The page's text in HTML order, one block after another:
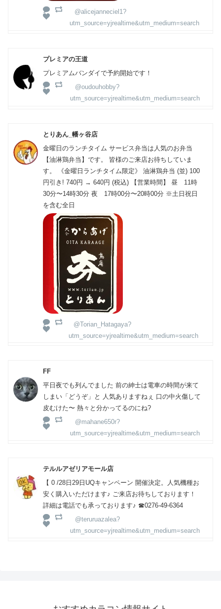
@alicejanneciel1?
utm_source=yjrealtime&utm_medium=search
プレミアの王道
プレミアムバンダイで予約開始です！
@oudouhobby?
utm_source=yjrealtime&utm_medium=search
とりあん_幡ヶ谷店
金曜日のランチタイム サービス弁当は人気のお弁当
【油淋鶏弁当】です。 皆様のご来店お待ちしていま
す。 《金曜日ランチタイム限定》 油淋鶏弁当 (並) 100
円引き! 740円 → 640円 (税込) 【営業時間】 昼 11時
30分〜14時30分 夜 17時00分〜20時00分 ※土日祝日
を含む全日
@Torian_Hatagaya?
utm_source=yjrealtime&utm_medium=search
FF
平日夜でも列んでました 前の紳士は電車の時間が来て
しまい「どうぞ」と 人気ありますねぇ 口の中火傷して
皮むけた〜 熱々と分かってるのにね?
@mahane650r?
utm_source=yjrealtime&utm_medium=search
テルルアゼリアモール店
【 0 /28日29日UQキャンペーン 開催決定。人気機種お
安く購入いただけます♪ ご来店お待ちしております！
詳細は電話でも承っております♪ ☎0276-49-6364
@teruruazalea?
utm_source=yjrealtime&utm_medium=search